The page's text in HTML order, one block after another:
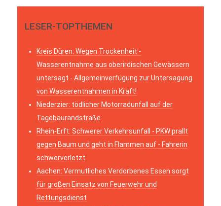
LESER-TOPTHEMEN
Kreis Düren: Wegen Trockenheit -
Wasserentnahme aus oberirdischen Gewässern
untersagt - Allgemeinverfügung zur Untersagung
von Wasserentnahmen in Kraft!
Niederzier: tödlicher Motorradunfall auf der
Tagebaurandstraße
Rhein-Erft: Schwerer Verkehrsunfall - PKW prallt
gegen Baum und geht in Flammen auf - Fahrerin
schwerverletzt
Aachen: Vermutliches Verdorbenes Essen sorgt
für großen Einsatz von Feuerwehr und
Rettungsdienst